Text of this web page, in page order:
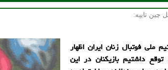
چین تایپه:
فوتبال زنان ایران اظهار
داشتیم بازیکنان در این